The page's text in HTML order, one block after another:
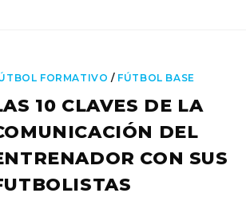
FORMATIVO / FÚTBOL BASE
10 CLAVES DE LA
DEL
CON SUS